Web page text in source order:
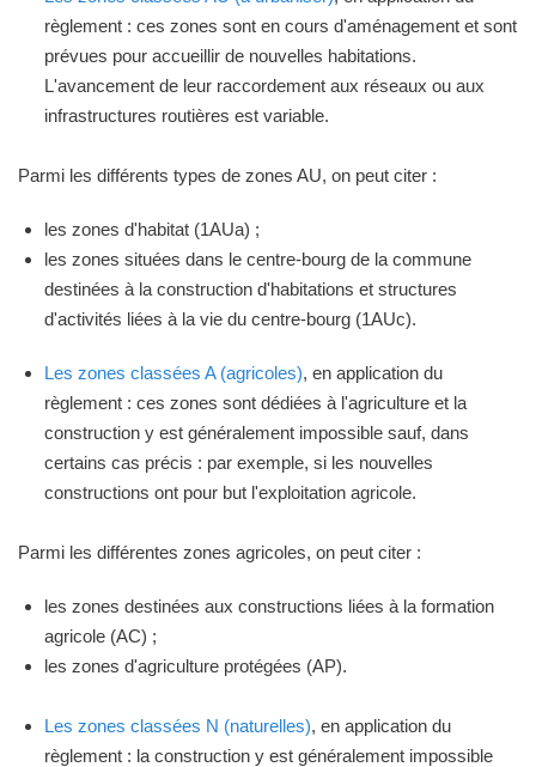
règlement : ces zones sont en cours d'aménagement et sont
prévues pour accueillir de nouvelles habitations.
L'avancement de leur raccordement aux réseaux ou aux
infrastructures routières est variable.
Parmi les différents types de zones AU, on peut citer :
les zones d'habitat (1AUa) ;
les zones situées dans le centre-bourg de la commune
destinées à la construction d'habitations et structures
d'activités liées à la vie du centre-bourg (1AUc).
Les zones classées A (agricoles), en application du
règlement : ces zones sont dédiées à l'agriculture et la
construction y est généralement impossible sauf, dans
certains cas précis : par exemple, si les nouvelles
constructions ont pour but l'exploitation agricole.
Parmi les différentes zones agricoles, on peut citer :
les zones destinées aux constructions liées à la formation
agricole (AC) ;
les zones d'agriculture protégées (AP).
Les zones classées N (naturelles), en application du
règlement : la construction y est généralement impossible